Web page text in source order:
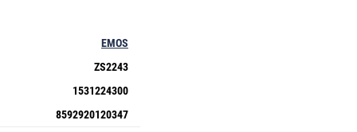
EMOS
ZS2243
1531224300
8592920120347